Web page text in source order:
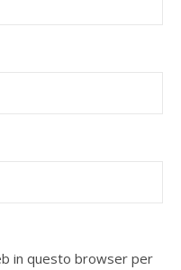
in questo browser per